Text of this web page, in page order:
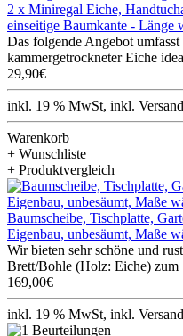
2 x Miniregal Eiche,
einseitige Baumkante - Länge
Das folgende Angebot
kammergetrockneter Eiche
29,90€
inkl. 19 % MwSt, inkl.
Warenkorb
+ Wunschliste
+ Produktvergleich
Baumscheibe, Tischplatte,
Eigenbau, unbesäumt, Maße
Wir bieten sehr schöne und
Brett/Bohle (Holz: Eiche) zum
169,00€
inkl. 19 % MwSt, inkl.